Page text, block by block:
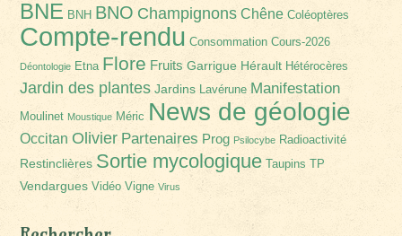
BNE BNH BNO Champignons Chêne Coléoptères
Compte-rendu Consommation Cours-2026
Déontologie Etna Flore Fruits Garrigue Hérault Hétérocères
Jardin des plantes Jardins Lavérune Manifestation
Moulinet Moustique Méric News de géologie
Occitan Olivier Partenaires Prog Psilocybe Radioactivité
Restinclières Sortie mycologique Taupins TP
Vendargues Vidéo Vigne Virus